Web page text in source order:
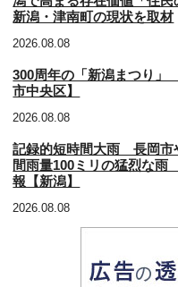
新潟・津南町の現状を取材
2026.08.08
300周年の「新潟まつり
市中央区】
2026.08.08
記録的短時間大雨 長岡市
間雨量100ミリの猛烈な
報【新潟】
2026.08.08